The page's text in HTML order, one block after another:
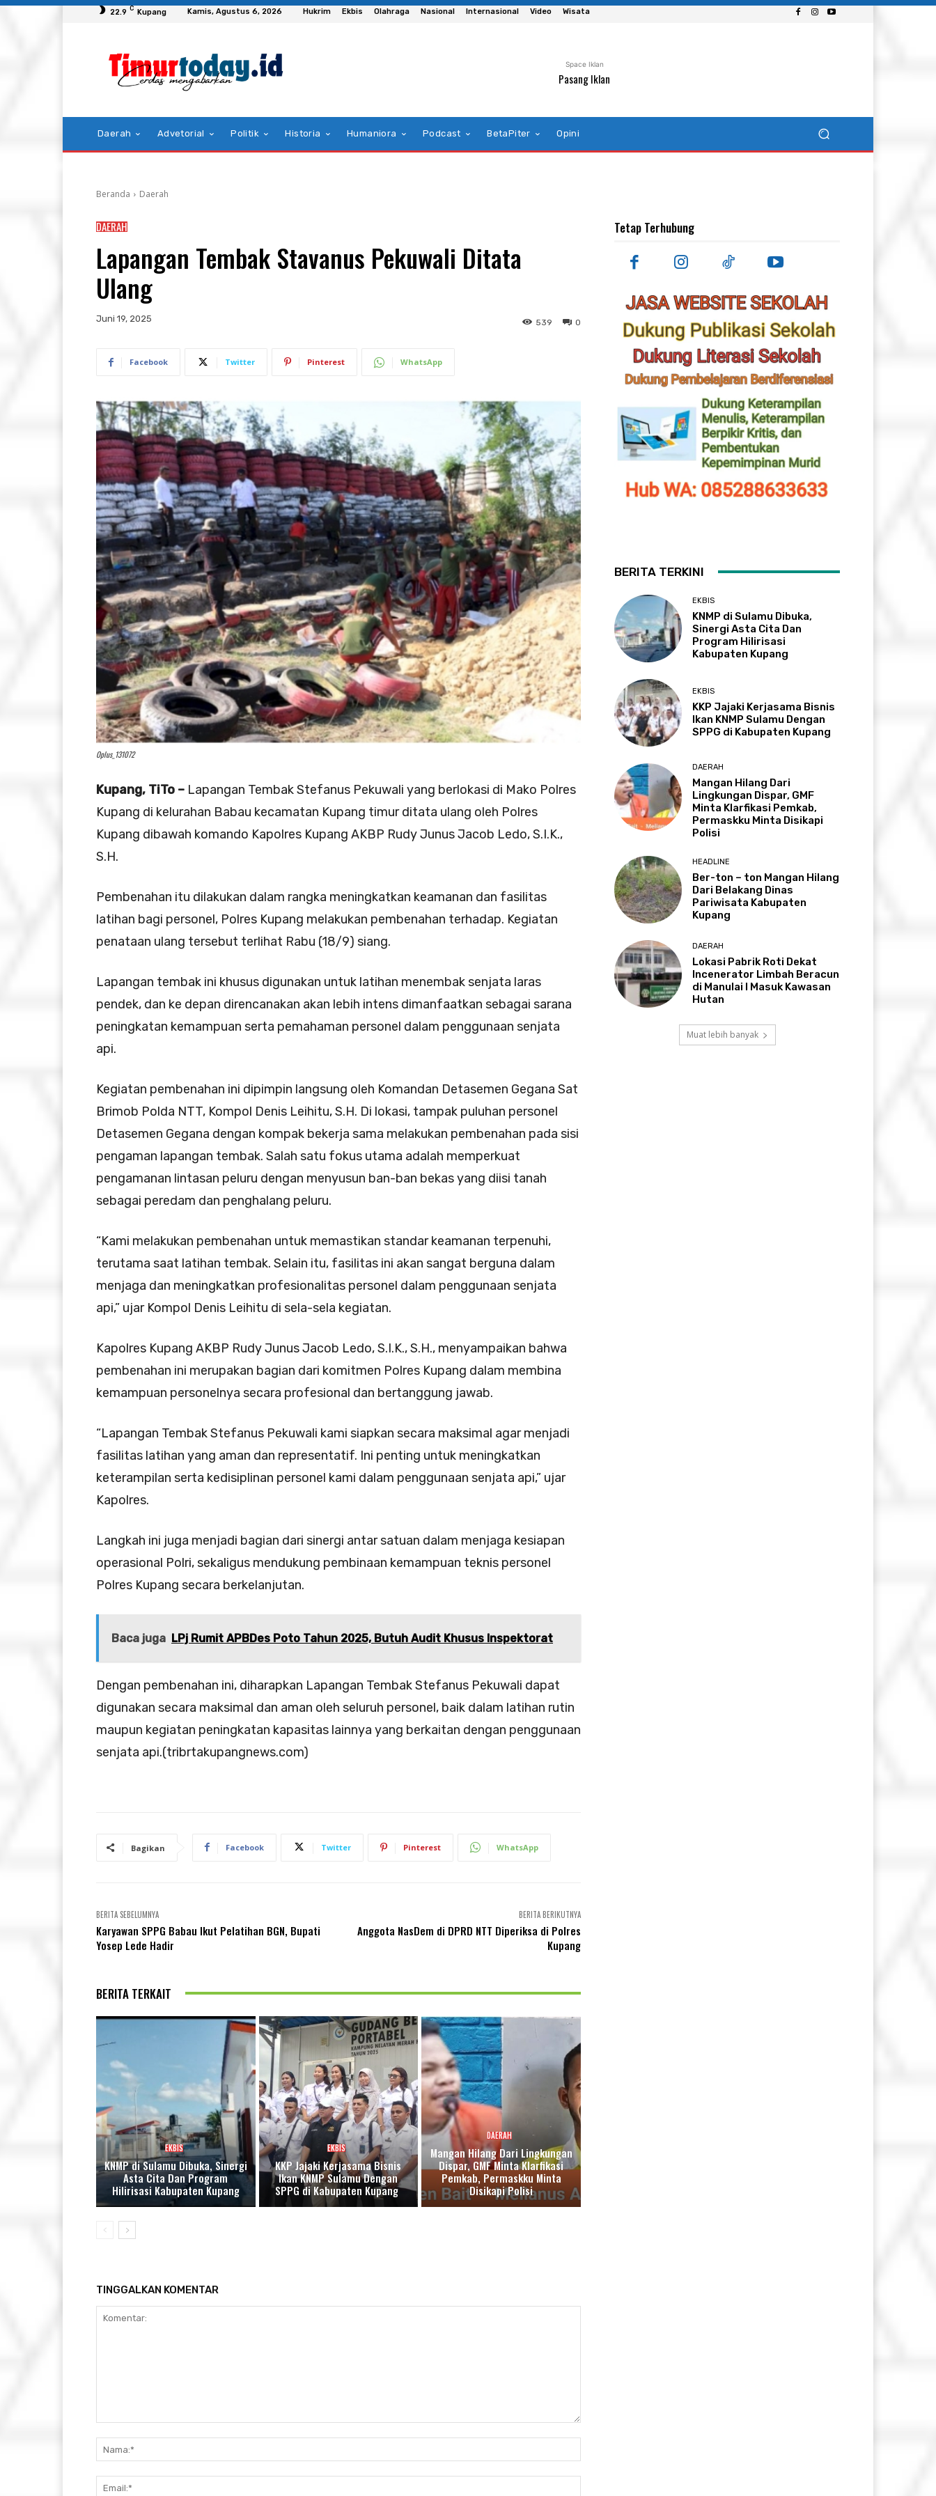
22.9 C Kupang Kamis, Agustus 6, 2026 Hukrim Ekbis Olahraga Nasional Internasional Video Wisata
Space Iklan
Pasang Iklan
Daerah Advetorial Politik Historia Humaniora Podcast BetaPiter Opini
Beranda Daerah
DAERAH
Lapangan Tembak Stavanus Pekuwali Ditata
Ulang
Juni 19, 2025 0
539
Facebook Twitter Pinterest WhatsApp
Oplus_131072
Kupang, TiTo – Lapangan Tembak Stefanus Pekuwali yang berlokasi di Mako Polres
Kupang di kelurahan Babau kecamatan Kupang timur ditata ulang oleh Polres
Kupang dibawah komando Kapolres Kupang AKBP Rudy Junus Jacob Ledo, S.I.K.,
S.H.
Pembenahan itu dilakukan dalam rangka meningkatkan keamanan dan fasilitas
latihan bagi personel, Polres Kupang melakukan pembenahan terhadap. Kegiatan
penataan ulang tersebut terlihat Rabu (18/9) siang.
Lapangan tembak ini khusus digunakan untuk latihan menembak senjata laras
pendek, dan ke depan direncanakan akan lebih intens dimanfaatkan sebagai sarana
peningkatan kemampuan serta pemahaman personel dalam penggunaan senjata
api.
Kegiatan pembenahan ini dipimpin langsung oleh Komandan Detasemen Gegana Sat
Brimob Polda NTT, Kompol Denis Leihitu, S.H. Di lokasi, tampak puluhan personel
Detasemen Gegana dengan kompak bekerja sama melakukan pembenahan pada sisi
pengaman lapangan tembak. Salah satu fokus utama adalah memperkuat
pengamanan lintasan peluru dengan menyusun ban-ban bekas yang diisi tanah
sebagai peredam dan penghalang peluru.
“Kami melakukan pembenahan untuk memastikan standar keamanan terpenuhi,
terutama saat latihan tembak. Selain itu, fasilitas ini akan sangat berguna dalam
menjaga dan meningkatkan profesionalitas personel dalam penggunaan senjata
api,” ujar Kompol Denis Leihitu di sela-sela kegiatan.
Kapolres Kupang AKBP Rudy Junus Jacob Ledo, S.I.K., S.H., menyampaikan bahwa
pembenahan ini merupakan bagian dari komitmen Polres Kupang dalam membina
kemampuan personelnya secara profesional dan bertanggung jawab.
“Lapangan Tembak Stefanus Pekuwali kami siapkan secara maksimal agar menjadi
fasilitas latihan yang aman dan representatif. Ini penting untuk meningkatkan
keterampilan serta kedisiplinan personel kami dalam penggunaan senjata api,” ujar
Kapolres.
Langkah ini juga menjadi bagian dari sinergi antar satuan dalam menjaga kesiapan
operasional Polri, sekaligus mendukung pembinaan kemampuan teknis personel
Polres Kupang secara berkelanjutan.
Baca juga LPj Rumit APBDes Poto Tahun 2025, Butuh Audit Khusus Inspektorat
Dengan pembenahan ini, diharapkan Lapangan Tembak Stefanus Pekuwali dapat
digunakan secara maksimal dan aman oleh seluruh personel, baik dalam latihan rutin
maupun kegiatan peningkatan kapasitas lainnya yang berkaitan dengan penggunaan
senjata api.(tribrtakupangnews.com)
Bagikan Facebook Twitter Pinterest WhatsApp
BERITA SEBELUMNYA
Karyawan SPPG Babau Ikut Pelatihan BGN, Bupati
Yosep Lede Hadir
BERITA BERIKUTNYA
Anggota NasDem di DPRD NTT Diperiksa di Polres
Kupang
BERITA TERKAIT
EKBIS
KNMP di Sulamu Dibuka, Sinergi
Asta Cita Dan Program
Hilirisasi Kabupaten Kupang
EKBIS
KKP Jajaki Kerjasama Bisnis
Ikan KNMP Sulamu Dengan
SPPG di Kabupaten Kupang
DAERAH
Mangan Hilang Dari Lingkungan
Dispar, GMF Minta Klarfikasi
Pemkab, Permaskku Minta
Disikapi Polisi
TINGGALKAN KOMENTAR
Tetap Terhubung
BERITA TERKINI
EKBIS
KNMP di Sulamu Dibuka,
Sinergi Asta Cita Dan
Program Hilirisasi
Kabupaten Kupang
EKBIS
KKP Jajaki Kerjasama Bisnis
Ikan KNMP Sulamu Dengan
SPPG di Kabupaten Kupang
DAERAH
Mangan Hilang Dari
Lingkungan Dispar, GMF
Minta Klarfikasi Pemkab,
Permaskku Minta Disikapi
Polisi
HEADLINE
Ber-ton – ton Mangan Hilang
Dari Belakang Dinas
Pariwisata Kabupaten
Kupang
DAERAH
Lokasi Pabrik Roti Dekat
Incenerator Limbah Beracun
di Manulai I Masuk Kawasan
Hutan
Muat lebih banyak